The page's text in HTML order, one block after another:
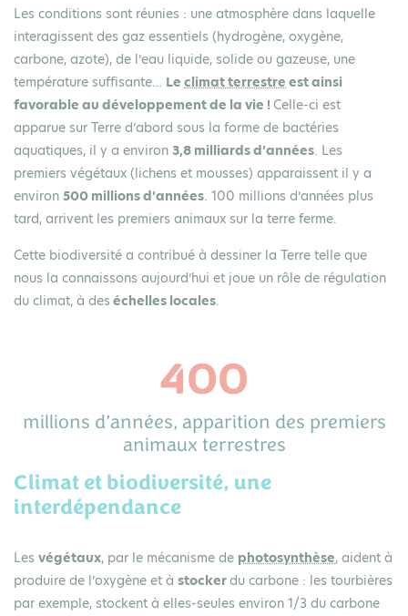
Les conditions sont réunies : une atmosphère dans laquelle
interagissent des gaz essentiels (hydrogène, oxygène,
carbone, azote), de l’eau liquide, solide ou gazeuse, une
température suffisante… Le climat terrestreest ainsi
favorable au développement de la vie ! Celle-ci est
apparue sur Terre d’abord sous la forme de bactéries
aquatiques, il y a environ 3,8 milliards d’années. Les
premiers végétaux (lichens et mousses) apparaissent il y a
environ 500 millions d’années. 100 millions d’années plus
tard, arrivent les premiers animaux sur la terre ferme.
Cette biodiversité a contribué à dessiner la Terre telle que
nous la connaissons aujourd’hui et joue un rôle de régulation
du climat, à deséchelles locales.
400
millions d’années, apparition des premiers
animaux terrestres
Climat et biodiversité, une
interdépendance
Les végétaux, par le mécanisme de photosynthèse, aident à
produire de l’oxygène et à stockerdu carbone : les tourbières
par exemple, stockent à elles-seules environ 1/3 du carbone